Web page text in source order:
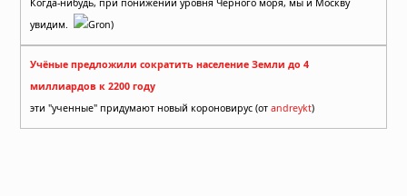
Когда-нибудь, при понижении уровня Чёрного моря, мы и Москву
увидим.
Gron)
Учёные предложили сократить население Земли до 4
миллиардов к 2200 году
эти "ученные" придумают новый короновирус (от andreykt)